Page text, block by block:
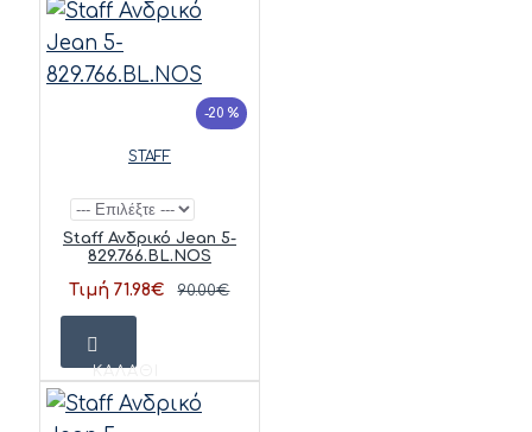
-20 %
STAFF
Staff Ανδρικό Jean 5-
829.766.BL.NOS
Τιμή 71.98€ 90.00€
ΚΑΛΆΘΙ